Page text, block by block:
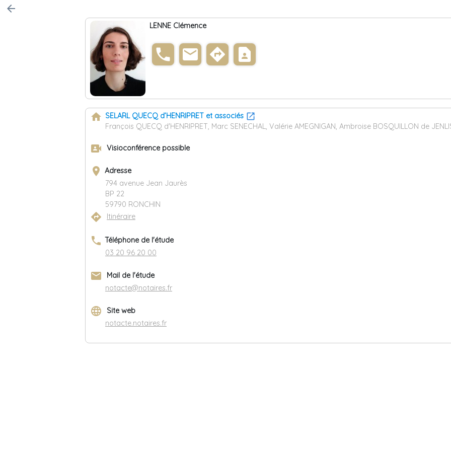
arrow_back
LENNE Clémence
phone email directions contact_page
home SELARL QUECQ d’HENRIPRET et associés
François QUECQ d'HENRIPRET, Marc SENECHAL, Valérie AMEGNIGAN, Ambroise BOSQUILLON de
video_camera_front Visioconférence possible
place Adresse
794 avenue Jean Jaurès
BP 22
59790 RONCHIN
directions Itinéraire
phone Téléphone de l'étude
03 20 96 20 00
email
Mail de l'étude
notacte@notaires.fr
language
Site web
notacte.notaires.fr